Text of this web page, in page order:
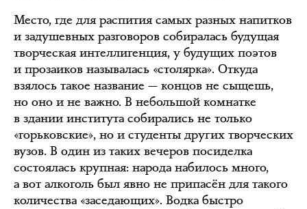
Место, где для распития самых разных напитков
и задушевных разговоров собиралась будущая
творческая интеллигенция, у будущих поэтов
и прозаиков называлась «столярка». Откуда
взялось такое название — концов не сыщешь,
но оно и не важно. В небольшой комнатке
в здании института собирались не только
«горьковские», но и студенты других творческих
вузов. В один из таких вечеров посиделка
состоялась крупная: народа набилось много,
а вот алкоголь был явно не припасён для такого
количества «заседающих». Водка быстро